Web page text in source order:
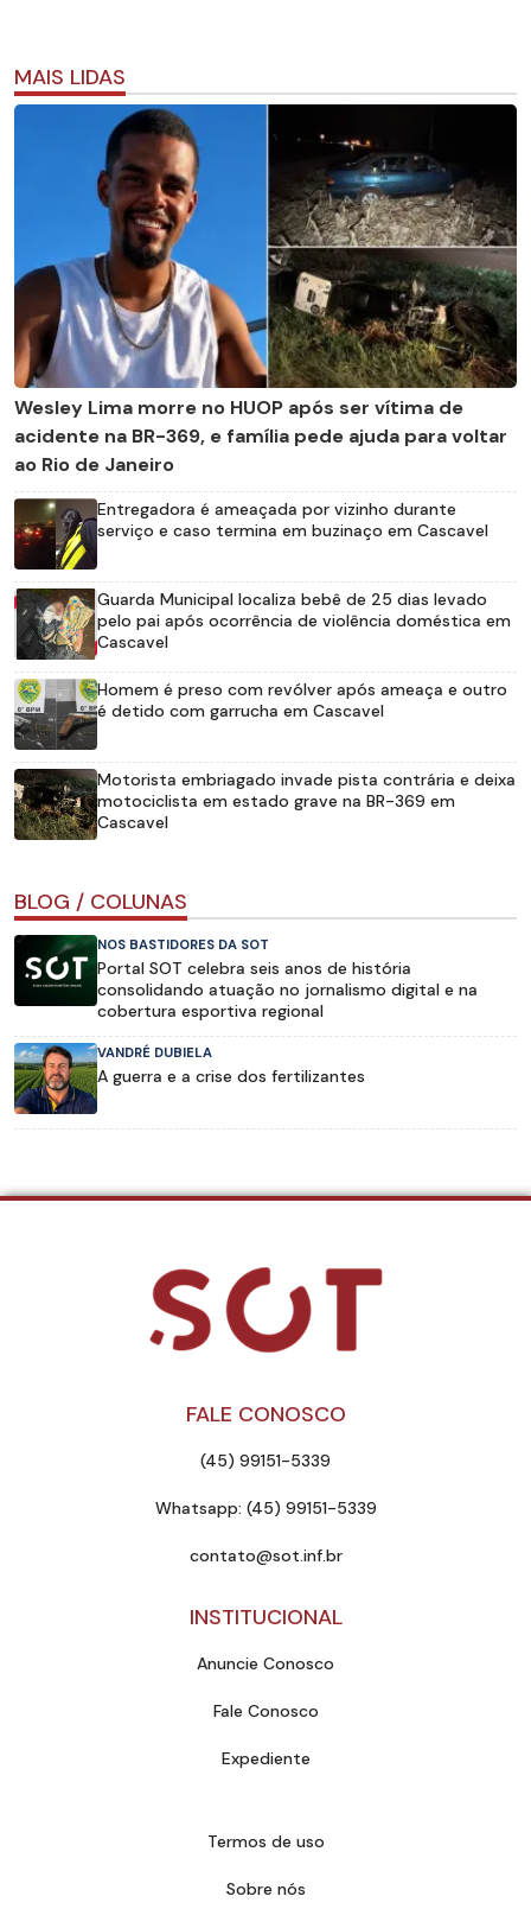
MAIS LIDAS
Wesley Lima morre no HUOP após ser vítima de
acidente na BR-369, e família pede ajuda para voltar
ao Rio de Janeiro
Entregadora é ameaçada por vizinho durante
serviço e caso termina em buzinaço em Cascavel
Guarda Municipal localiza bebê de 25 dias levado
pelo pai após ocorrência de violência doméstica em
Cascavel
Homem é preso com revólver após ameaça e outro
é detido com garrucha em Cascavel
Motorista embriagado invade pista contrária e deixa
motociclista em estado grave na BR-369 em
Cascavel
BLOG / COLUNAS
NOS BASTIDORES DA SOT
Portal SOT celebra seis anos de história
consolidando atuação no jornalismo digital e na
cobertura esportiva regional
VANDRÉ DUBIELA
A guerra e a crise dos fertilizantes
FALE CONOSCO
(45) 99151-5339
Whatsapp: (45) 99151-5339
contato@sot.inf.br
INSTITUCIONAL
Anuncie Conosco
Fale Conosco
Expediente
Termos de uso
Sobre nós